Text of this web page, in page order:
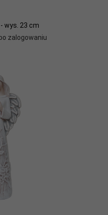
wys. 23 cm
zalogowaniu